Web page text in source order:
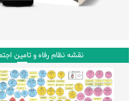
نقشه نظام رفاه و تامین